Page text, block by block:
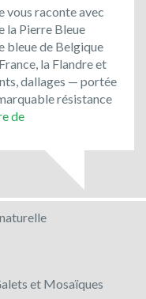
vous raconte avec
la Pierre Bleue
bleue de Belgique
la Flandre et
dallages — portée
résistance
deOptez
un
matériau
et
local
d’aménagement
et Mosaïques